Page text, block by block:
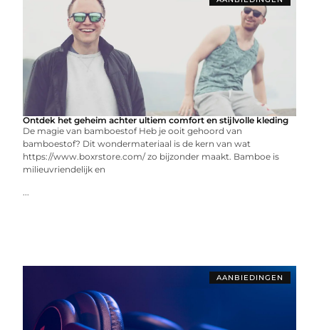
Ontdek het geheim achter ultiem comfort en stijlvolle kleding
De magie van bamboestof Heb je ooit gehoord van
bamboestof? Dit wondermateriaal is de kern van wat
https://www.boxrstore.com/ zo bijzonder maakt. Bamboe is
milieuvriendelijk en
...
AANBIEDINGEN